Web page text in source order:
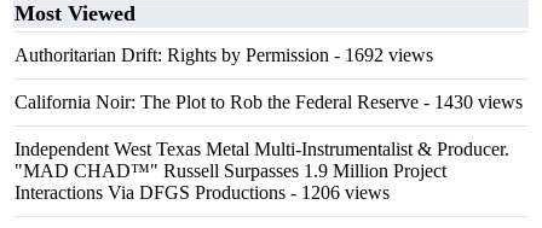
Most Viewed
Authoritarian Drift: Rights by Permission - 1692 views
California Noir: The Plot to Rob the Federal Reserve - 1430 views
Independent West Texas Metal Multi-Instrumentalist & Producer.
"MAD CHAD™" Russell Surpasses 1.9 Million Project
Interactions Via DFGS Productions - 1206 views